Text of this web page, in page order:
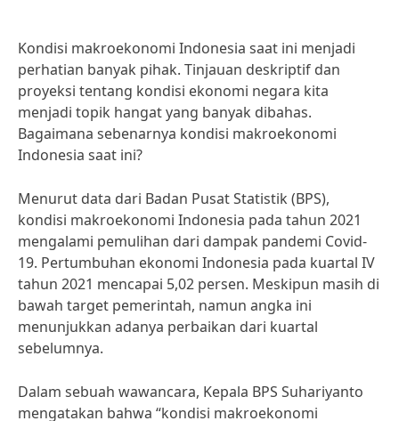
Kondisi makroekonomi Indonesia saat ini menjadi
perhatian banyak pihak. Tinjauan deskriptif dan
proyeksi tentang kondisi ekonomi negara kita
menjadi topik hangat yang banyak dibahas.
Bagaimana sebenarnya kondisi makroekonomi
Indonesia saat ini?
Menurut data dari Badan Pusat Statistik (BPS),
kondisi makroekonomi Indonesia pada tahun 2021
mengalami pemulihan dari dampak pandemi Covid-
19. Pertumbuhan ekonomi Indonesia pada kuartal IV
tahun 2021 mencapai 5,02 persen. Meskipun masih di
bawah target pemerintah, namun angka ini
menunjukkan adanya perbaikan dari kuartal
sebelumnya.
Dalam sebuah wawancara, Kepala BPS Suhariyanto
mengatakan bahwa “kondisi makroekonomi